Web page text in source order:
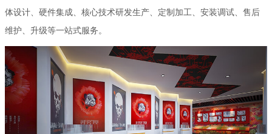
体设计、硬件集成、核心技术研发生产、定制加工、安装调试、售后
维护、升级等一站式服务。